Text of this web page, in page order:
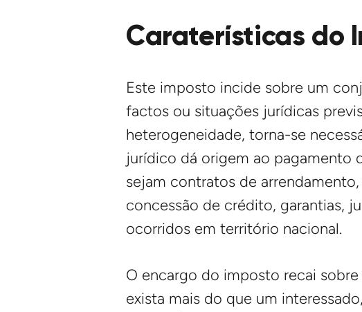
Caraterísticas do
Este imposto incide sobre um
factos ou situações jurídicas
heterogeneidade, torna-se
jurídico dá origem ao pagamento
sejam contratos de
concessão de crédito, garantias,
ocorridos em território nacional.
O encargo do imposto recai
exista mais do que um